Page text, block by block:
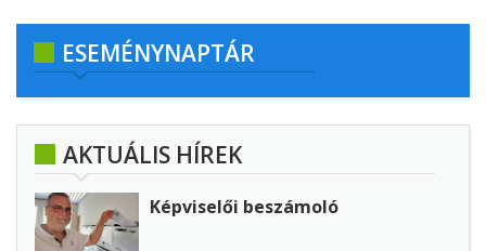
ESEMÉNYNAPTÁR
AKTUÁLIS HÍREK
Képviselői beszámoló